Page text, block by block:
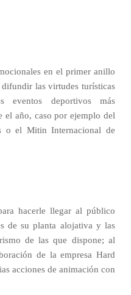
en el primer anillo
las virtudes turísticas
deportivos más
el año, caso por ejemplo del
o el Mitin Internacional de
hacerle llegar al público
de su planta alojativa y las
de las que dispone; al
de la empresa Hard
acciones de animación con